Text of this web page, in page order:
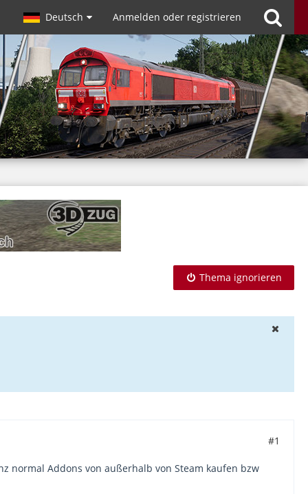
Deutsch Anmelden oder registrieren
Thema ignorieren
#1
normal Addons von außerhalb von Steam kaufen bzw